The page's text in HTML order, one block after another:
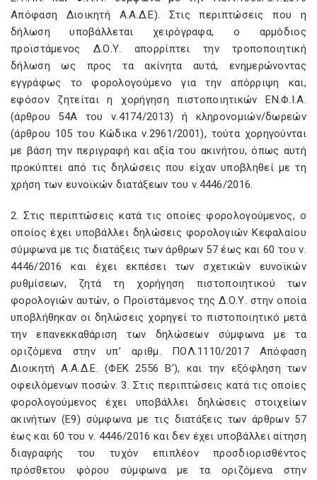
Απόφαση Διοικητή Α.Α.Δ.Ε). Στις περιπτώσεις που η
δήλωση υποβάλλεται χειρόγραφα, ο αρμόδιος
προϊστάμενος Δ.Ο.Υ. απορρίπτει την τροποποιητική
δήλωση ως προς τα ακίνητα αυτά, ενημερώνοντας
εγγράφως το φορολογούμενο για την απόρριψη και,
εφόσον ζητείται η χορήγηση πιστοποιητικών ΕΝ.Φ.Ι.Α.
(άρθρου 54Α του ν.4174/2013) ή κληρονομιών/δωρεών
(άρθρου 105 του Κώδικα ν.2961/2001), τούτα χορηγούνται
με βάση την περιγραφή και αξία του ακινήτου, όπως αυτή
προκύπτει από τις δηλώσεις που είχαν υποβληθεί με τη
χρήση των ευνοϊκών διατάξεων του ν.4446/2016.
2. Στις περιπτώσεις κατά τις οποίες φορολογούμενος, ο
οποίος έχει υποβάλλει δηλώσεις φορολογιών Κεφαλαίου
σύμφωνα με τις διατάξεις των άρθρων 57 έως και 60 του ν.
4446/2016 και έχει εκπέσει των σχετικών ευνοϊκών
ρυθμίσεων, ζητά τη χορήγηση πιστοποιητικού των
φορολογιών αυτών, ο Προϊστάμενος της Δ.Ο.Υ. στην οποία
υποβλήθηκαν οι δηλώσεις χορηγεί το πιστοποιητικό μετά
την επανεκκαθάριση των δηλώσεων σύμφωνα με τα
οριζόμενα στην υπ’ αριθμ. ΠΟΛ.1110/2017 Απόφαση
Διοικητή Α.Α.Δ.Ε. (ΦΕΚ 2556 Β’), και την εξόφληση των
οφειλόμενων ποσών. 3. Στις περιπτώσεις κατά τις οποίες
φορολογούμενος έχει υποβάλλει δηλώσεις στοιχείων
ακινήτων (Ε9) σύμφωνα με τις διατάξεις των άρθρων 57
έως και 60 του ν. 4446/2016 και δεν έχει υποβάλλει αίτηση
διαγραφής του τυχόν επιπλέον προσδιορισθέντος
πρόσθετου φόρου σύμφωνα με τα οριζόμενα στην